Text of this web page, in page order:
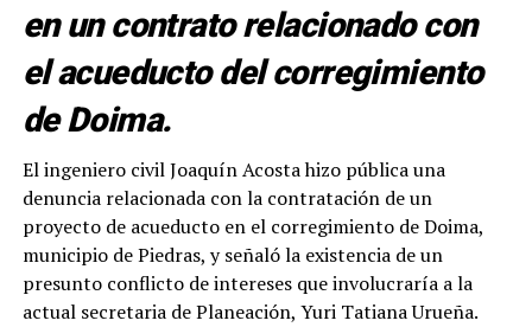
en un contrato relacionado con
el acueducto del corregimiento
de Doima.
El ingeniero civil Joaquín Acosta hizo pública una
denuncia relacionada con la contratación de un
proyecto de acueducto en el corregimiento de Doima,
municipio de Piedras, y señaló la existencia de un
presunto conflicto de intereses que involucraría a la
actual secretaria de Planeación, Yuri Tatiana Urueña.